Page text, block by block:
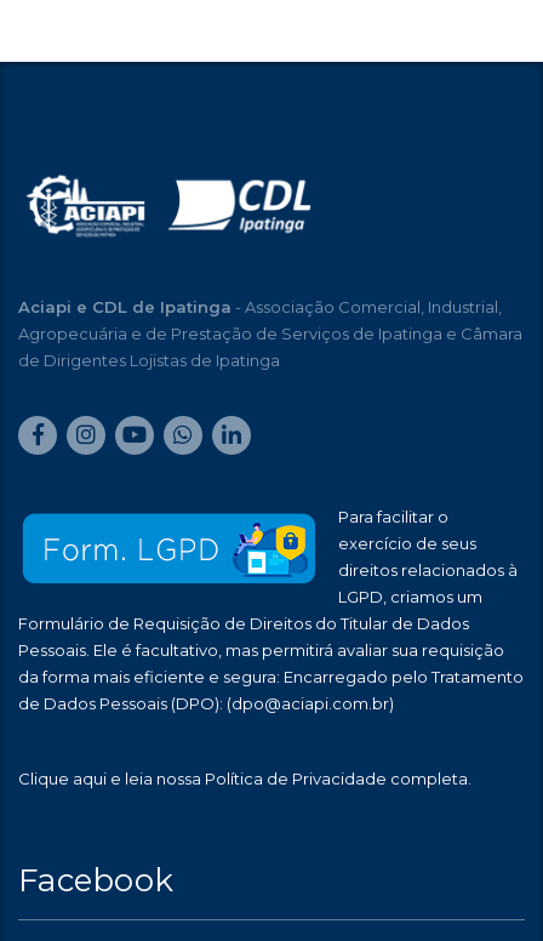
Aciapi e CDL de Ipatinga - Associação Comercial, Industrial,
Agropecuária e de Prestação de Serviços de Ipatinga e Câmara
de Dirigentes Lojistas de Ipatinga
Para facilitar o
exercício de seus
direitos relacionados à
LGPD, criamos um
Formulário de Requisição de Direitos do Titular de Dados
Pessoais. Ele é facultativo, mas permitirá avaliar sua requisição
da forma mais eficiente e segura: Encarregado pelo Tratamento
de Dados Pessoais (DPO): (dpo@aciapi.com.br)
Clique aqui e leia nossa Política de Privacidade completa.
Facebook